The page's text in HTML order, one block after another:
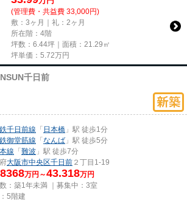
(管理費・共益費 33,000円)
敷：3ヶ月｜礼：2ヶ月
所在階：4階
坪数：6.44坪｜面積：21.29㎡
坪単価： 5.72万円
千日前
千日前線 「 日本橋 」駅 徒歩1分
御堂筋線 「なんば 」駅 徒歩5分
線 「難波 」駅 徒歩7分
大阪市中央区千日前 ２丁目1-19
万円～43.318万円
：築1年未満 ｜募集中： 3室
5階建